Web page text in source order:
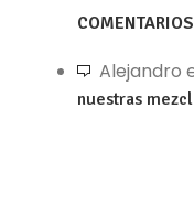
Alejandro
nuestras